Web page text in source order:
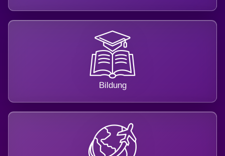
Bildung